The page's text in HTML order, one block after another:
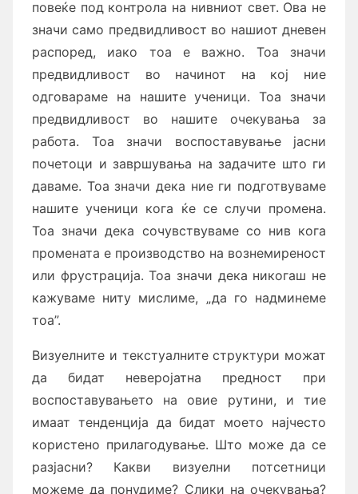
повеќе под контрола на нивниот свет. Ова не
значи само предвидливост во нашиот дневен
распоред, иако тоа е важно. Тоа значи
предвидливост во начинот на кој ние
одговараме на нашите ученици. Тоа значи
предвидливост во нашите очекувања за
работа. Тоа значи воспоставување јасни
почетоци и завршувања на задачите што ги
даваме. Тоа значи дека ние ги подготвуваме
нашите ученици кога ќе се случи промена.
Тоа значи дека сочувствуваме со нив кога
промената е производство на вознемиреност
или фрустрација. Тоа значи дека никогаш не
кажуваме ниту мислиме, „да го надминеме
тоа”.
Визуелните и текстуалните структури можат
да бидат неверојатна предност при
воспоставувањето на овие рутини, и тие
имаат тенденција да бидат моето најчесто
користено прилагодување. Што може да се
разјасни? Какви визуелни потсетници
можеме да понудиме? Слики на очекувања?